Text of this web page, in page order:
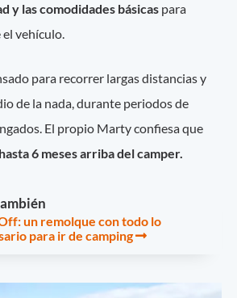
y las comodidades básicas para
vehículo.
para recorrer largas distancias y
de la nada, durante periodos de
El propio Marty confiesa que
6 meses arriba del camper.
un remolque con todo lo
para ir de camping